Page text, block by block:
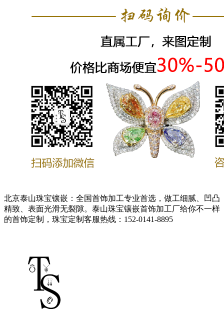
北京泰山珠宝镶嵌：全国首饰加工专业首选，做工细腻、凹凸
精致、表面光滑无裂隙。泰山珠宝镶嵌首饰加工厂给你不一样
的首饰定制，珠宝定制客服热线：152-0141-8895